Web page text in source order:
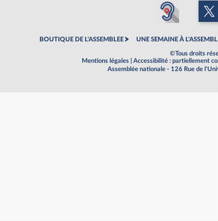
BOUTIQUE DE L'ASSEMBLEE UNE SEMAINE À
©Tous droits
Mentions légales
Accessibilité : partiellement
Assemblée nationale - 126 Rue de